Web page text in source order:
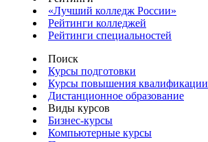
«Лучший колледж России»
Рейтинги колледжей
Рейтинги специальностей
Поиск
Курсы подготовки
Курсы повышения квалификации
Дистанционное образование
Виды курсов
Бизнес-курсы
Компьютерные курсы